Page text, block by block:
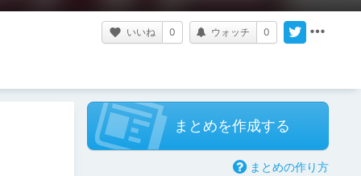
いいね 0 ウォッチ 0
まとめを作成する
まとめの作り方